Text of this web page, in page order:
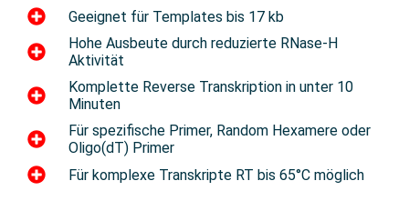
Geeignet für Templates bis 17 kb
Hohe Ausbeute durch reduzierte RNase-H
Aktivität
Komplette Reverse Transkription in unter 10
Minuten
Für spezifische Primer, Random Hexamere oder
Oligo(dT) Primer
Für komplexe Transkripte RT bis 65°C möglich